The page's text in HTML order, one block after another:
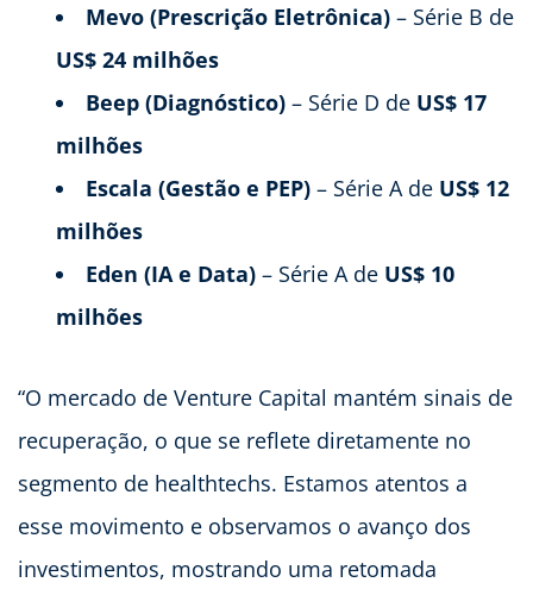
Mevo (Prescrição Eletrônica) – Série B de
US$ 24 milhões
Beep (Diagnóstico) – Série D de US$ 17
milhões
Escala (Gestão e PEP) – Série A de US$ 12
milhões
Eden (IA e Data) – Série A de US$ 10
milhões
“O mercado de Venture Capital mantém sinais de
recuperação, o que se reflete diretamente no
segmento de healthtechs. Estamos atentos a
esse movimento e observamos o avanço dos
investimentos, mostrando uma retomada